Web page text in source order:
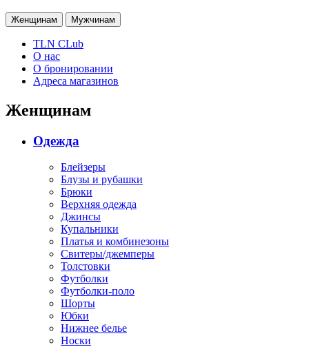
Женщинам Мужчинам
TLN CLub
О нас
О бронировании
Адреса магазинов
Женщинам
Одежда
Блейзеры
Блузы и рубашки
Брюки
Верхняя одежда
Джинсы
Купальники
Платья и комбинезоны
Свитеры/джемперы
Толстовки
Футболки
Футболки-поло
Шорты
Юбки
Нижнее белье
Носки